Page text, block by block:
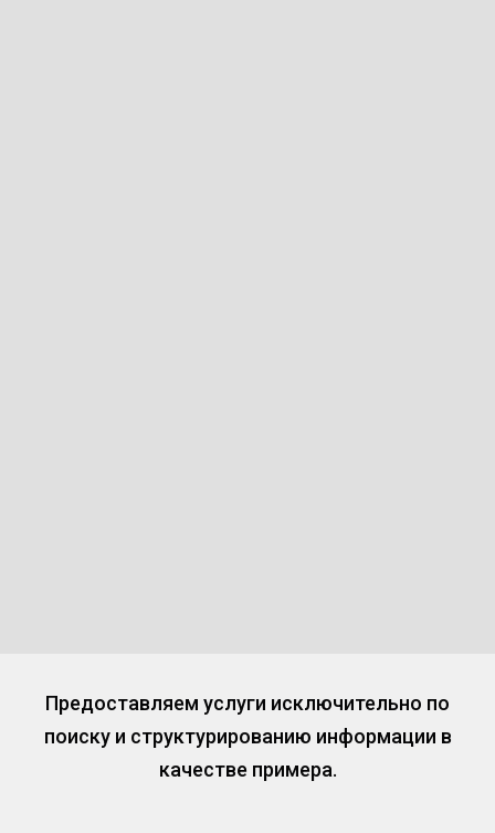
Предоставляем услуги исключительно по
поиску и структурированию информации в
качестве примера.